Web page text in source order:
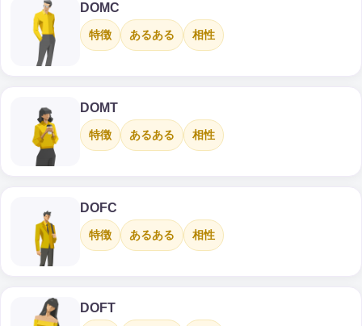
DOMC
特徴 あるある 相性
DOMT
特徴 あるある 相性
DOFC
特徴 あるある 相性
DOFT